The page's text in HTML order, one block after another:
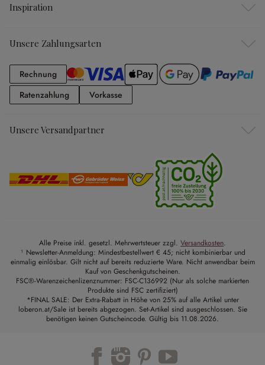
Inspiration
Unsere Zahlungsarten
RechnungRechnung
RatenzahlungRatenzahlung
Vorkasse
Unsere Versandpartner
Alle Preise inkl. gesetzl. Mehrwertsteuer zzgl. Versandkosten.
¹ Newsletter-Anmeldung: Mindestbestellwert € 45; nicht kombinierbar und
einmalig einlösbar. Gilt nicht auf bereits reduzierte Ware. Nicht anwendbar beim
Kauf von Geschenkgutscheinen.
FSC®-Warenzeichenlizenznummer: FSC-C136992 (Nur als solche markierten
Produkte sind FSC zertifiziert)
*FINAL SALE: Der Extra-Rabatt in Höhe von 25% auf alle Artikel unter
loberon.at/Sale ist bereits abgezogen. Set-Artikel sind ausgeschlossen. Sie
benötigen keinen Gutscheincode. Gültig bis 11.08.2026.